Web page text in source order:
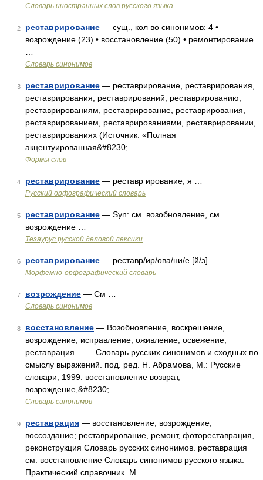
Словарь иностранных слов русского языка
2 реставрирование — сущ., кол во синонимов: 4 •
возрождение (23) • восстановление (50) • ремонтирование
Словарь синонимов
3 реставрирование — реставрирование, реставрирования,
реставрирования, реставрирований, реставрированию,
реставрированиям, реставрирование, реставрирования,
реставрированием, реставрированиями, реставрировании,
реставрированиях (Источник: «Полная
акцентуированная&#8230; …
Формы слов
4 реставрирование — реставр ирование, я …
Русский орфографический словарь
5 реставрирование — Syn: см. возобновление, см.
возрождение …
Тезаурус русской деловой лексики
6 реставрирование — реставр/ир/ова/ни/е [й/э] …
Морфемно-орфографический словарь
7 возрождение — См …
Словарь синонимов
8 восстановление — Возобновление, воскрешение,
возрождение, исправление, оживление, освежение,
реставрация. ... .. Словарь русских синонимов и сходных по
смыслу выражений. под. ред. Н. Абрамова, М.: Русские
словари, 1999. восстановление возврат,
возрождение,&#8230; …
Словарь синонимов
9 реставрация — восстановление, возрождение,
воссоздание; реставрирование, ремонт, фотореставрация,
реконструкция Словарь русских синонимов. реставрация
см. восстановление Словарь синонимов русского языка.
Практический справочник. М …